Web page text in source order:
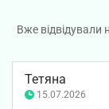
Вже відвідували
Тетяна
15.07.2026